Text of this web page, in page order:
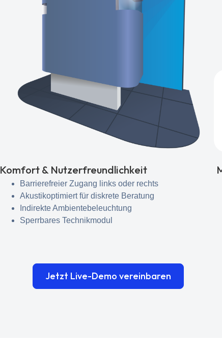
Komfort & Nutzerfreundlichkeit
Barrierefreier Zugang links oder rechts
Akustikoptimiert für diskrete Beratung
Indirekte Ambientebeleuchtung
Sperrbares Technikmodul
Jetzt Live-Demo vereinbaren